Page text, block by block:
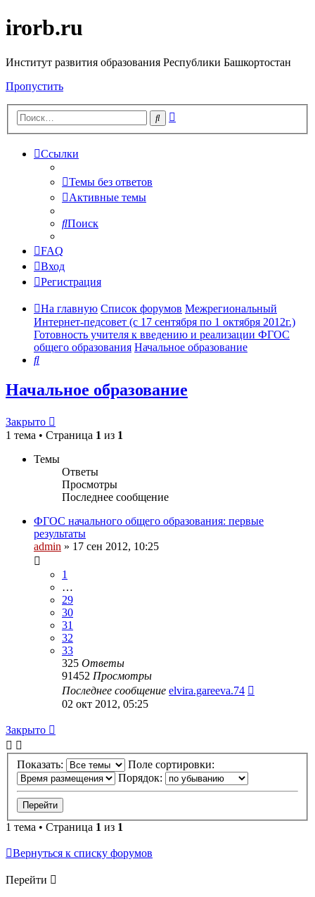
irorb.ru
Институт развития образования Республики Башкортостан
Пропустить
Поиск
Ссылки
Темы без ответов
Активные темы
Поиск
FAQ
Вход
Регистрация
На главную Список форумов Межрегиональный
Интернет-педсовет (с 17 сентября по 1 октября 2012г.)
Готовность учителя к введению и реализации ФГОС
общего образования Начальное образование
Поиск
Начальное образование
Закрыто
1 тема • Страница 1 из 1
Темы
Ответы
Просмотры
Последнее сообщение
ФГОС начального общего образования: первые
результаты
admin » 17 сен 2012, 10:25
1
…
29
30
31
32
33
325 Ответы
91452 Просмотры
Последнее сообщение elvira.gareeva.74
02 окт 2012, 05:25
Закрыто
Показать:
Поле сортировки:
Порядок:
1 тема • Страница 1 из 1
Вернуться к списку форумов
Перейти